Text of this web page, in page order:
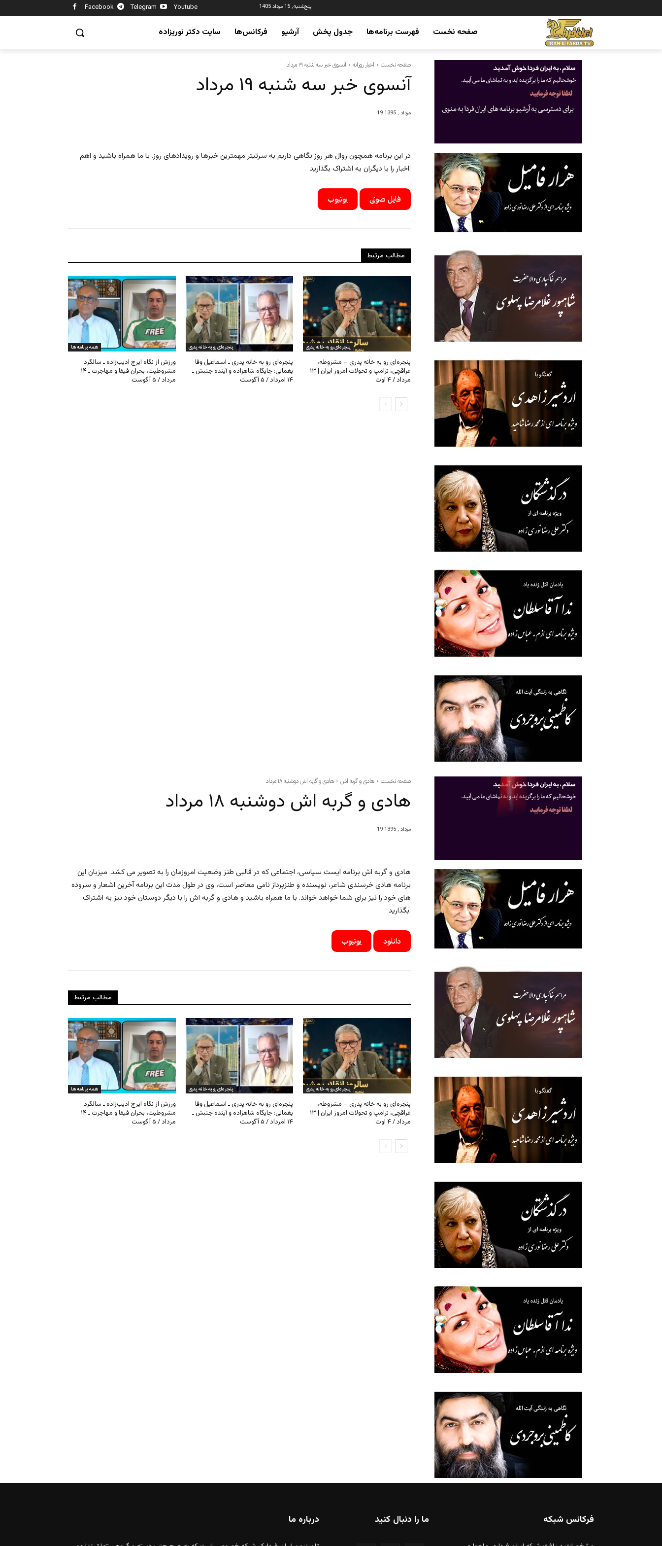
Facebook Telegram Youtube پنج‌شنبه, 15 مرداد 1405
صفحه نخست فهرست برنامه‌ها جدول پخش آرشیو فرکانس‌ها سایت دکتر نوریزاده
صفحه نخست اخبار روزانه آنسوی خبر سه شنبه ۱۹ مرداد
آنسوی خبر سه شنبه ۱۹ مرداد
19 مرداد , 1395
در این برنامه همچون روال هر روز نگاهی داریم به سرتیتر مهمترین خبرها و رویدادهای روز. با ما همراه باشید و اهم
اخبار را با دیگران به اشتراک بگذارید.
یوتیوب فایل صوتی
مطالب مرتبط
همه برنامه ها
ورزش از نگاه ایرج ادیب‌زاده ـ سالگرد
مشروطیت، بحران فیفا و مهاجرت ـ ۱۴
مرداد / ۵ آگوست
پنجره‌ای رو به خانه پدری
پنجره‌ای رو به خانه پدری ـ اسماعیل وفا
یغمائی؛ جایگاه شاهزاده و آینده جنبش ـ
۱۴ امرداد / ۵ آگوست
پنجره‌ای رو به خانه پدری
پنجره‌ای رو به خانه پدری – مشروطه،
عراقچی، ترامپ و تحولات امروز ایران | ۱۳
مرداد / ۴ اوت
فرکانس شبکه ما را دنبال کنید درباره ما